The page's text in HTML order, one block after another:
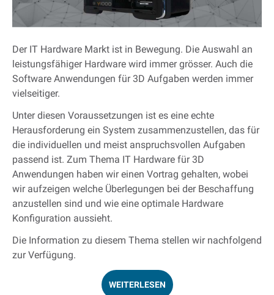
Der IT Hardware Markt ist in Bewegung. Die Auswahl an
leistungsfähiger Hardware wird immer grösser. Auch die
Software Anwendungen für 3D Aufgaben werden immer
vielseitiger.
Unter diesen Voraussetzungen ist es eine echte
Herausforderung ein System zusammenzustellen, das für
die individuellen und meist anspruchsvollen Aufgaben
passend ist. Zum Thema IT Hardware für 3D
Anwendungen haben wir einen Vortrag gehalten, wobei
wir aufzeigen welche Überlegungen bei der Beschaffung
anzustellen sind und wie eine optimale Hardware
Konfiguration aussieht.
Die Information zu diesem Thema stellen wir nachfolgend
zur Verfügung.
WEITERLESEN